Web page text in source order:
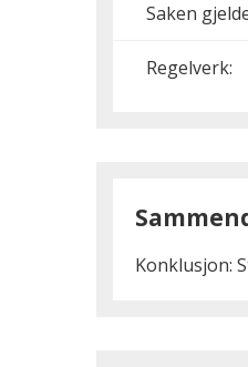
Saken
Regelverk:
Konklusjon: